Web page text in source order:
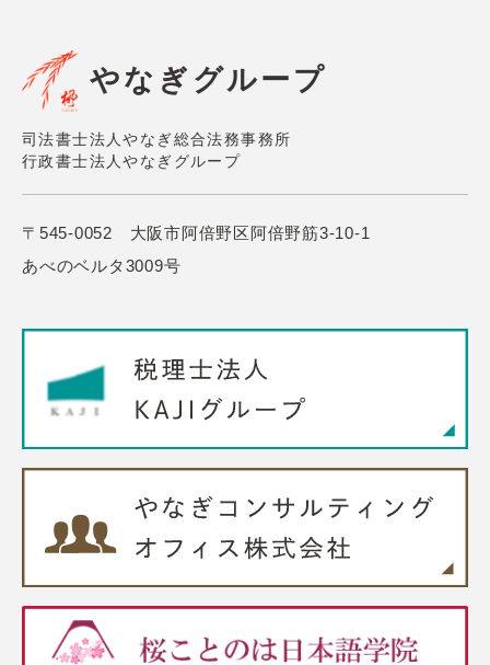
やなぎグループ
司法書士法人やなぎ総合法務事務所
行政書士法人やなぎグループ
〒545-0052 大阪市阿倍野区阿倍野筋3-10-1
あべのベルタ3009号